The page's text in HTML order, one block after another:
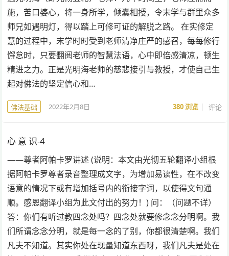
施，苦口婆心，将一身所学，倾囊相授，令末学与群里众多
师兄如遇明灯，得以踏上可修可证的解脱之路。 在实修定
慧的过程中，末学时时受到老师清净庄严的感召，每每修行
懈怠时，只要翻阅老师的智慧法语，心中即倍感清凉，顿生
精进之力。正是光明海老师的慈悲接引与教授，才使自己生
起对佛法的坚定信心和…
佛法基础 2022年2月8日 380浏览 评论
心 意 识-4
——尊者阿帕卡罗讲述 (说明：本文由光彻五轮翻译小组根
据阿帕卡罗尊者录音整理成文字，为增加易读性，在不改变
语意的情况下或有增加括号内的衔接字词，以使得文句通
顺。感恩翻译小组为此文付出的努力！) 问：（问题不详）
答：你们有听过教四念处吗？四念处就要修念念分明啊。我
们所谓念念分明，就是每一念的了别，你都很清楚啊。我们
凡夫不知道。其实你处在现量知道东西呀，我们凡夫是处在